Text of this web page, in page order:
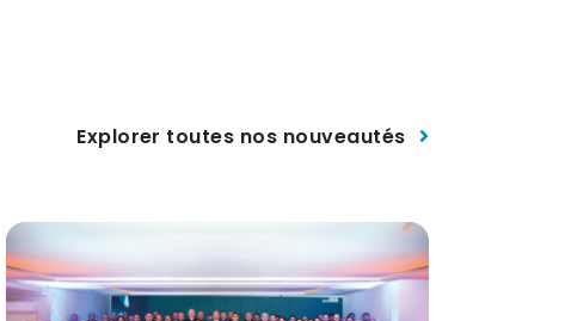
Explorer toutes nos nouveautés